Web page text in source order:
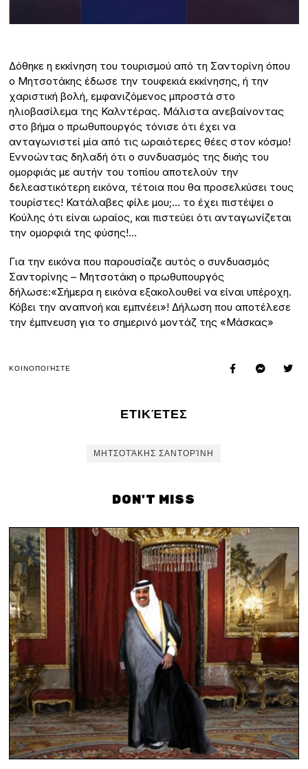
Δόθηκε η εκκίνηση του τουρισμού από τη Σαντορίνη όπου
ο Μητσοτάκης έδωσε την τουφεκιά εκκίνησης, ή την
χαριστική βολή, εμφανιζόμενος μπροστά στο
ηλιοβασίλεμα της Καλντέρας. Μάλιστα ανεβαίνοντας
στο βήμα ο πρωθυπουργός τόνισε ότι έχει να
ανταγωνιστεί μία από τις ωραιότερες θέες στον κόσμο!
Εννοώντας δηλαδή ότι ο συνδυασμός της δικής του
ομορφιάς με αυτήν του τοπίου αποτελούν την
δελεαστικότερη εικόνα, τέτοια που θα προσελκύσει τους
τουρίστες! Κατάλαβες φίλε μου;… το έχει πιστέψει ο
Κούλης ότι είναι ωραίος, και πιστεύει ότι ανταγωνίζεται
την ομορφιά της φύσης!…
Για την εικόνα που παρουσίαζε αυτός ο συνδυασμός
Σαντορίνης – Μητσοτάκη ο πρωθυπουργός
δήλωσε:«Σήμερα η εικόνα εξακολουθεί να είναι υπέροχη.
Κόβει την αναπνοή και εμπνέει»! Δήλωση που αποτέλεσε
την έμπνευση για το σημερινό μοντάζ της «Μάσκας»
ΚΟΙΝΟΠΟΙΉΣΤΕ
ΕΤΙΚΈΤΕΣ
ΜΗΤΣΟΤΆΚΗΣ ΣΑΝΤΟΡΊΝΗ
DON'T MISS